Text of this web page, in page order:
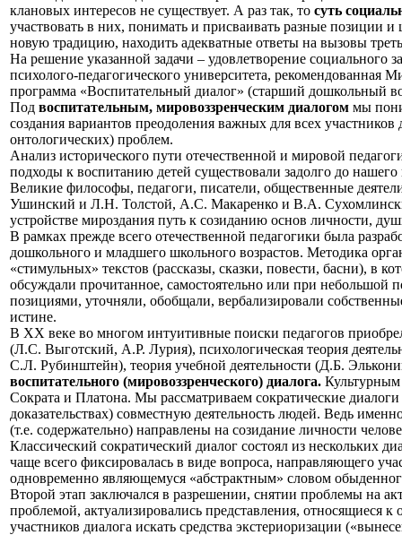
клановых интересов не существует. А раз так, то суть
участвовать в них, понимать и присваивать разные позиции и
новую традицию, находить адекватные ответы на вызовы
На решение указанной задачи – удовлетворение социального
психолого-педагогического университета,
программа «Воспитательный диалог» (старший дошкольный
Под воспитательным, мировоззренческим диалогом мы
создания вариантов преодоления важных для всех
онтологических) проблем.
Анализ исторического пути отечественной и мировой
подходы к воспитанию детей существовали задолго до
Великие философы, педагоги, писатели, общественные
Ушинский и Л.Н. Толстой, А.С. Макаренко и В.А. Сухомлинский
устройстве мироздания путь к созиданию основ личности,
В рамках прежде всего отечественной педагогики была
дошкольного и младшего школьного возрастов. Методика
«стимульных» текстов (рассказы, сказки, повести, басни), в
обсуждали прочитанное, самостоятельно или при небольшой
позициями, уточняли, обобщали, вербализировали
истине.
В XX веке во многом интуитивные поиски педагогов
(Л.С. Выготский, А.Р. Лурия), психологическая теория
С.Л. Рубинштейн), теория учебной деятельности (Д.Б.
воспитательного (мировоззренческого) диалога. Культурным
Сократа и Платона. Мы рассматриваем сократические
доказательствах) совместную деятельность людей. Ведь
(т.е. содержательно) направлены на созидание личности
Классический сократический диалог состоял из нескольких
чаще всего фиксировалась в виде вопроса, направляющего
одновременно являющемуся «абстрактным» словом
Второй этап заключался в разрешении, снятии проблемы на
проблемой, актуализировались представления, относящиеся
участников диалога искать средства экстериоризации